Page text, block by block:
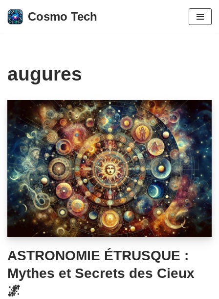
Aller
Cosmo Tech
augures
ASTRONOMIE ÉTRUSQUE :
Mythes et Secrets des Cieux
🌌